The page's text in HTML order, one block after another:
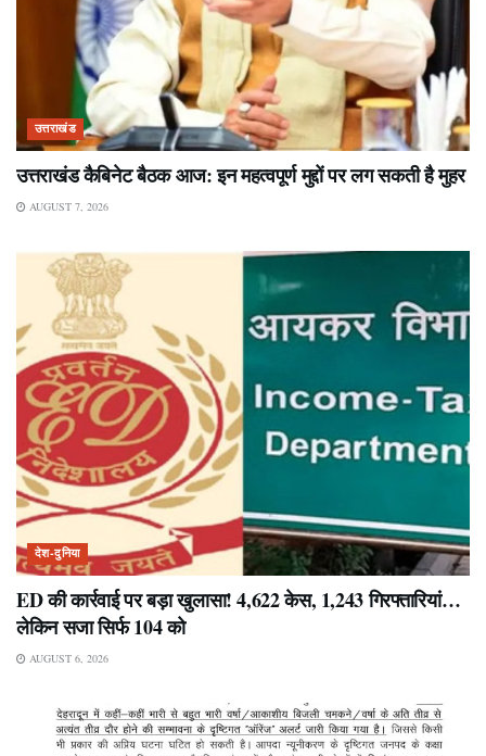
उत्तराखंड
उत्तराखंड कैबिनेट बैठक आज: इन महत्वपूर्ण मुद्दों पर लग सकती है मुहर
AUGUST 7, 2026
देश-दुनिया
ED की कार्रवाई पर बड़ा खुलासा! 4,622 केस, 1,243 गिरफ्तारियां…
लेकिन सजा सिर्फ 104 को
AUGUST 6, 2026